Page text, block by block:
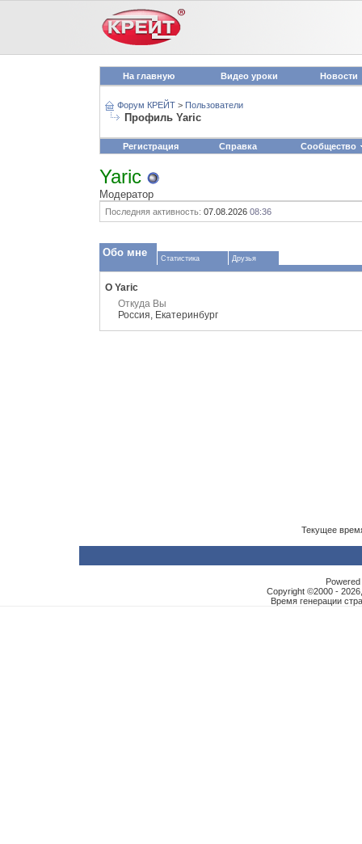
На главную Видео уроки Новости
Форум КРЕЙТ > Пользователи
Профиль Yaric
Регистрация Справка Сообщество
Yaric
Модератор
Последняя активность: 07.08.2026 08:36
Обо мне Статистика Друзья
О Yaric
Откуда Вы
Россия, Екатеринбург
Текущее
Copyright ©2000 -
Время генерации